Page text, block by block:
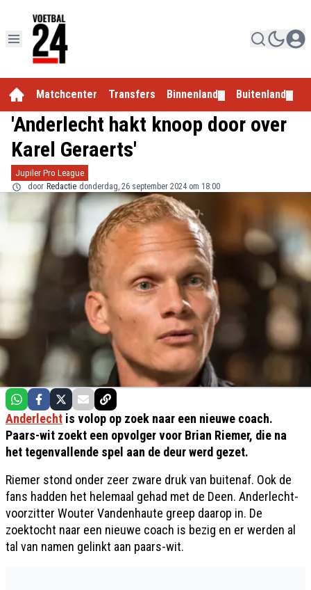
Matchcenter Transfers Binnenland Buitenland
'Anderlecht hakt knoop door over
Karel Geraerts'
Jupiler Pro League
door Redactie donderdag, 26 september 2024 om 18:00
Anderlecht is volop op zoek naar een nieuwe coach.
Paars-wit zoekt een opvolger voor Brian Riemer, die na
het tegenvallende spel aan de deur werd gezet.
Riemer stond onder zeer zware druk van buitenaf. Ook de
fans hadden het helemaal gehad met de Deen. Anderlecht-
voorzitter Wouter Vandenhaute greep daarop in. De
zoektocht naar een nieuwe coach is bezig en er werden al
tal van namen gelinkt aan paars-wit.